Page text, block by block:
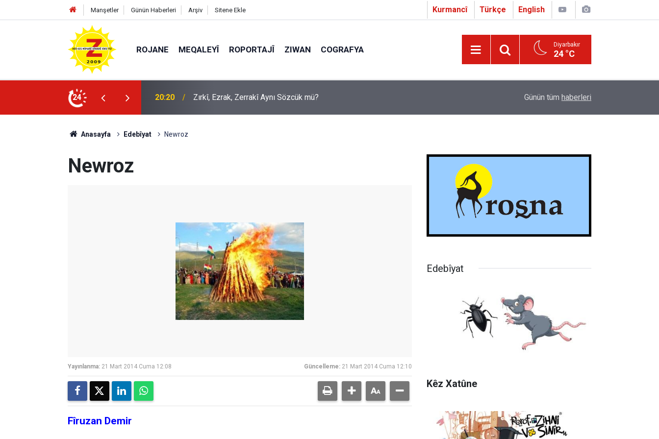
Manşetler Günün Haberleri Arşiv Sitene Ekle Kurmancî Türkçe English
ROJANE MEQALEYÎ ROPORTAJÎ ZIWAN COGRAFYA Diyarbakır
24 °C
24 09:56 Ji Zilma Partîzanan Nimûneyeka Piçûk Çapo 3. o Hîrakerde yê Ferhengê Zazakî-Tirkî
Günün tüm haberleri
Anasayfa Edebîyat Newroz
Newroz
Yayınlanma: 21 Mart 2014 Cuma 12:08 Güncelleme: 21 Mart 2014 Cuma 12:10
Fîruzan Demir
Edebîyat
Kêz Xatûne